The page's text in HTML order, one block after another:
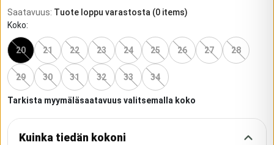
Saatavuus: Tuote loppu varastosta (0 items)
Koko:
20 21 22 23 24 25 26 27 28
29 30 31 32 33 34
Tarkista myymäläsaatavuus valitsemalla koko
Kuinka tiedän kokoni